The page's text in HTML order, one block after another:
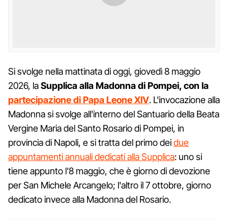
Si svolge nella mattinata di oggi, giovedì 8 maggio
2026, laSupplica alla Madonna di Pompei, con la
partecipazione di Papa Leone XIV. L'invocazione alla
Madonna si svolge all'interno del Santuario della Beata
Vergine Maria del Santo Rosario di Pompei, in
provincia di Napoli, e si tratta del primo deidue
appuntamenti annuali dedicati alla Supplica: uno si
tiene appunto l'8 maggio, che è giorno di devozione
per San Michele Arcangelo; l'altro il 7 ottobre, giorno
dedicato invece alla Madonna del Rosario.